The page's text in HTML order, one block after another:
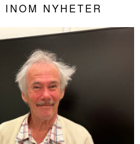
NYHETER